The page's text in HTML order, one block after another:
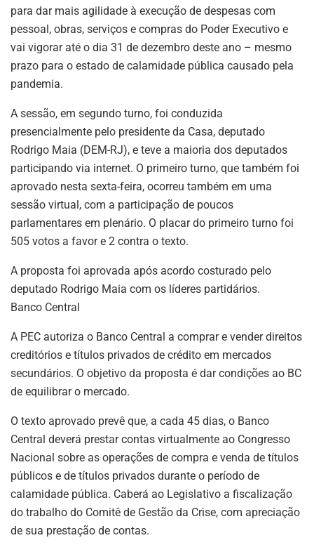
para dar mais agilidade à execução de despesas com
pessoal, obras, serviços e compras do Poder Executivo e
vai vigorar até o dia 31 de dezembro deste ano – mesmo
prazo para o estado de calamidade pública causado pela
pandemia.
A sessão, em segundo turno, foi conduzida
presencialmente pelo presidente da Casa, deputado
Rodrigo Maia (DEM-RJ), e teve a maioria dos deputados
participando via internet. O primeiro turno, que também foi
aprovado nesta sexta-feira, ocorreu também em uma
sessão virtual, com a participação de poucos
parlamentares em plenário. O placar do primeiro turno foi
505 votos a favor e 2 contra o texto.
A proposta foi aprovada após acordo costurado pelo
deputado Rodrigo Maia com os líderes partidários.
Banco Central
A PEC autoriza o Banco Central a comprar e vender direitos
creditórios e títulos privados de crédito em mercados
secundários. O objetivo da proposta é dar condições ao BC
de equilibrar o mercado.
O texto aprovado prevê que, a cada 45 dias, o Banco
Central deverá prestar contas virtualmente ao Congresso
Nacional sobre as operações de compra e venda de títulos
públicos e de títulos privados durante o período de
calamidade pública. Caberá ao Legislativo a fiscalização
do trabalho do Comitê de Gestão da Crise, com apreciação
de sua prestação de contas.